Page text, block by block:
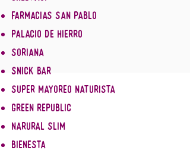
soriana
palacio de hierro
farmacias san pablo
snick bar
super mayoreo naturista
green republic
narural slim
bienesta